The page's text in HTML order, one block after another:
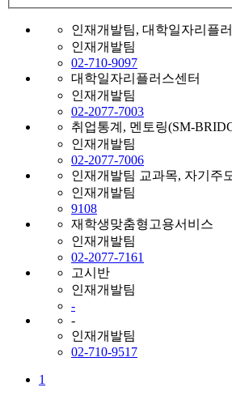
인재개발팀, 대학일자리플
인재개발팀
02-710-9097
대학일자리플러스센터
인재개발팀
02-2077-7003
취업통계, 멘토링(SM-
인재개발팀
02-2077-7006
인재개발팀 교과목, 자기주
인재개발팀
9108
재학생맞춤형고용서비스
인재개발팀
02-2077-7161
고시반
인재개발팀
-
-
인재개발팀
02-710-9517
1